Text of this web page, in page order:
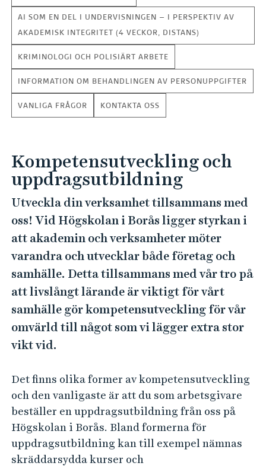
e
AI SOM EN DEL I UNDERVISNINGEN – I PERSPEKTIV AV
AKADEMISK INTEGRITET (4 VECKOR, DISTANS)
KRIMINOLOGI OCH POLISIÄRT ARBETE
INFORMATION OM BEHANDLINGEN AV PERSONUPPGIFTER
VANLIGA FRÅGOR KONTAKTA OSS
Kompetensutveckling och
uppdragsutbildning
Utveckla din verksamhet tillsammans med
oss! Vid Högskolan i Borås ligger styrkan i
att akademin och verksamheter möter
varandra och utvecklar både företag och
samhälle. Detta tillsammans med vår tro på
att livslångt lärande är viktigt för vårt
samhälle gör kompetensutveckling för vår
omvärld till något som vi lägger extra stor
vikt vid.
Det finns olika former av kompetensutveckling
och den vanligaste är att du som arbetsgivare
beställer en uppdragsutbildning från oss på
Högskolan i Borås. Bland formerna för
uppdragsutbildning kan till exempel nämnas
skräddarsydda kurser och